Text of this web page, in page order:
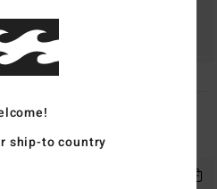
3
Fade Original 17"
49,99 €
ship-to country